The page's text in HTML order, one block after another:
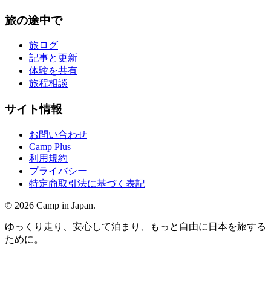
旅の途中で
旅ログ
記事と更新
体験を共有
旅程相談
サイト情報
お問い合わせ
Camp Plus
利用規約
プライバシー
特定商取引法に基づく表記
© 2026 Camp in Japan.
ゆっくり走り、安心して泊まり、もっと自由に日本を旅する
ために。